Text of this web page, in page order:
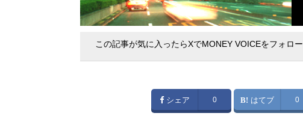
この記事が気に入ったらXでMONEY VOICEをフォロー
シェア 0 はてブ 0